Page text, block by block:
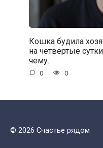
Кошка будила
на четвёртые
чему.
0 0
© 2026 Счастье рядом